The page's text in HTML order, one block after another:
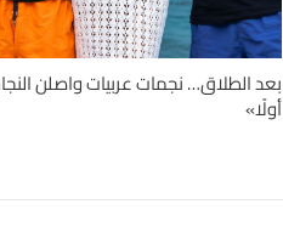
بعد الطلاق… نجمات عربيات واصلن
أولًا»